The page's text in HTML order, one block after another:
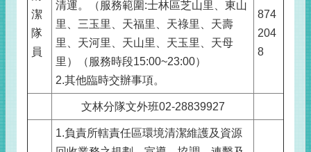
潔
隊
員
清運。（服務範圍:士林區芝山里、東山
里、三玉里、天福里、天祿里、天壽
里、天河里、天山里、天玉里、天母
里）（服務時段15:00~23:00）
2.其他臨時交辦事項。
874
204
8
文林分隊文外班02-28839927
1.負責所轄責任區環境清潔維護及資源